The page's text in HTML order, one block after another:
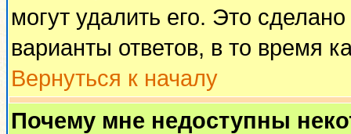
могут удалить его. Это
варианты ответов, в то время
Вернуться к началу
Почему мне недоступны